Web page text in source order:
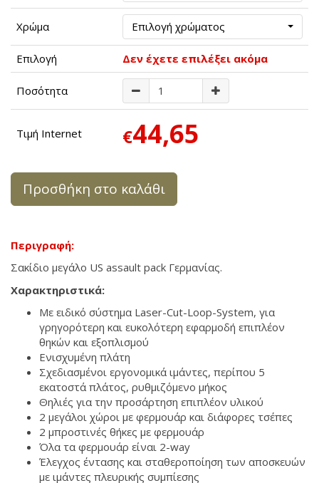
Χρώμα Επιλογή χρώματος
Επιλογή Δεν έχετε επιλέξει ακόμα
Ποσότητα
Τιμή Internet €44,65
Προσθήκη στο καλάθι
Περιγραφή:
Σακίδιο μεγάλο US assault pack Γερμανίας.
Χαρακτηριστικά:
Με ειδικό σύστημα Laser-Cut-Loop-System, για
γρηγορότερη και ευκολότερη εφαρμοδή επιπλέον
θηκών και εξοπλισμού
Ενισχυμένη πλάτη
Σχεδιασμένοι εργονομικά ιμάντες, περίπου 5
εκατοστά πλάτος, ρυθμιζόμενο μήκος
Θηλιές για την προσάρτηση επιπλέον υλικού
2 μεγάλοι χώροι με φερμουάρ και διάφορες τσέπες
2 μπροστινές θήκες με φερμουάρ
Όλα τα φερμουάρ είναι 2-way
Έλεγχος έντασης και σταθεροποίηση των αποσκευών
με ιμάντες πλευρικής συμπίεσης